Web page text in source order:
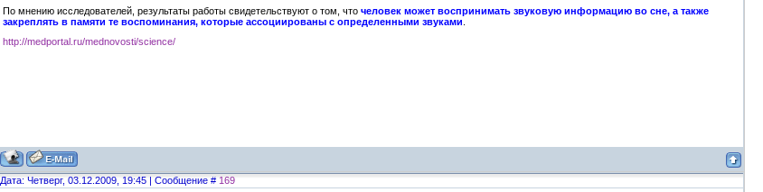
По мнению исследователей, результаты работы свидетельствуют о том, что человек может воспринимать звуковую информацию во сне, а также
закреплять в памяти те воспоминания, которые ассоциированы с определенными звуками
http://medportal.ru/mednovosti/science/
Дата: Четверг, 03.12.2009, 19:45 | Сообщение # 169